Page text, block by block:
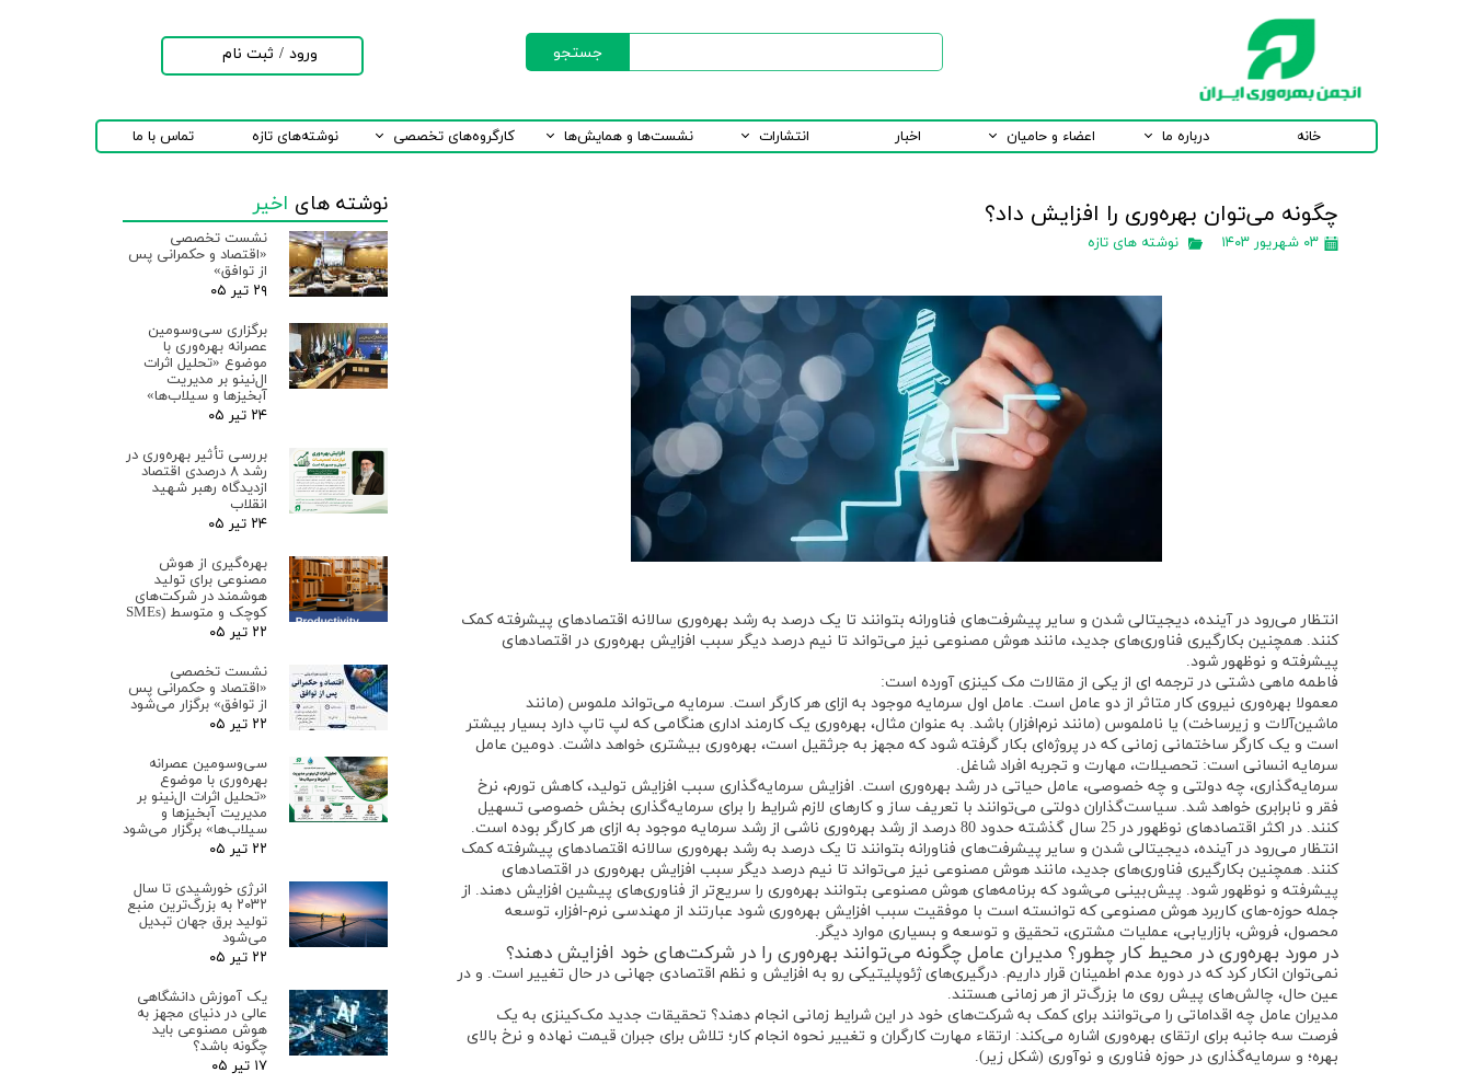
خانه درباره ما اعضاء و حامیان اخبار انتشارات نشست‌ها و همایش‌ها کارگروه‌های تخصصی نوشته‌های تازه تماس با ما
جستجو ورود / ثبت نام
تغییر گذر واژه
خروج از حساب
کاربری
چگونه می‌توان بهره‌وری را افزایش داد؟
۰۳ شهریور ۱۴۰۳ نوشته های تازه
انتظار می‌رود در آینده، دیجیتالی شدن و سایر پیشرفت‌های فناورانه بتوانند تا یک درصد به رشد بهره‌وری سالانه اقتصادهای پیشرفته کمک
کنند. همچنین بکارگیری فناوری‌های جدید، مانند هوش مصنوعی نیز می‌تواند تا نیم درصد دیگر سبب افزایش بهره‌وری در اقتصادهای
پیشرفته و نوظهور شود.
فاطمه ماهی دشتی در ترجمه ای از یکی از مقالات مک کینزی آورده است:
معمولا بهره‌وری نیروی کار متاثر از دو عامل است. عامل اول سرمایه موجود به ازای هر کارگر است. سرمایه می‌تواند ملموس (مانند
ماشین‌آلات و زیرساخت) یا ناملموس (مانند نرم‌افزار) باشد. به عنوان مثال، بهره‌وری یک کارمند اداری هنگامی که لپ تاپ دارد بسیار بیشتر
است و یک کارگر ساختمانی زمانی که در پروژه‌ای بکار گرفته شود که مجهز به جرثقیل است، بهره‌وری بیشتری خواهد داشت. دومین عامل
سرمایه انسانی است: تحصیلات، مهارت و تجربه افراد شاغل.
سرمایه‌گذاری، چه دولتی و چه خصوصی، عامل حیاتی در رشد بهره‌وری است. افزایش سرمایه‌گذاری سبب افزایش تولید، کاهش تورم، نرخ
فقر و نابرابری خواهد شد. سیاست‌گذاران دولتی می‌توانند با تعریف ساز و کارهای لازم شرایط را برای سرمایه‌گذاری بخش خصوصی تسهیل
کنند. در اکثر اقتصادهای نوظهور در 25 سال گذشته حدود 80 درصد از رشد بهره‌وری ناشی از رشد سرمایه موجود به ازای هر کارگر بوده است.
انتظار می‌رود در آینده، دیجیتالی شدن و سایر پیشرفت‌های فناورانه بتوانند تا یک درصد به رشد بهره‌وری سالانه اقتصادهای پیشرفته کمک
کنند. همچنین بکارگیری فناوری‌های جدید، مانند هوش مصنوعی نیز می‌تواند تا نیم درصد دیگر سبب افزایش بهره‌وری در اقتصادهای
پیشرفته و نوظهور شود. پیش‌بینی می‌شود که برنامه‌های هوش مصنوعی بتوانند بهره‌وری را سریع‌تر از فناوری‌های پیشین افزایش دهند. از
جمله حوزه-های کاربرد هوش مصنوعی که توانسته است با موفقیت سبب افزایش بهره‌وری شود عبارتند از مهندسی نرم-افزار، توسعه
محصول، فروش، بازاریابی، عملیات مشتری، تحقیق و توسعه و بسیاری موارد دیگر.
در مورد بهره‌وری در محیط کار چطور؟ مدیران عامل چگونه می‌توانند بهره‌وری را در شرکت‌های خود افزایش دهند؟
نمی‌توان انکار کرد که در دوره عدم اطمینان قرار داریم. درگیری‌های ژئوپلیتیکی رو به افزایش و نظم اقتصادی جهانی در حال تغییر است. و در
عین حال، چالش‌های پیش روی ما بزرگ‌تر از هر زمانی هستند.
مدیران عامل چه اقداماتی را می‌توانند برای کمک به شرکت‌های خود در این شرایط زمانی انجام دهند؟ تحقیقات جدید مک‌کینزی به یک
فرصت سه جانبه برای ارتقای بهره‌وری اشاره می‌کند: ارتقاء مهارت کارگران و تغییر نحوه انجام کار؛ تلاش برای جبران قیمت نهاده و نرخ بالای
بهره؛ و سرمایه‌گذاری در حوزه فناوری و نوآوری (شکل زیر).
نوشته های اخیر
نشست تخصصی
«اقتصاد و حکمرانی پس
از توافق»
۲۹ تیر ۰۵
برگزاری سی‌وسومین
عصرانه بهره‌وری با
موضوع «تحلیل اثرات
ال‌نینو بر مدیریت
آبخیزها و سیلاب‌ها»
۲۴ تیر ۰۵
بررسی تأثیر بهره‌وری در
رشد ۸ درصدی اقتصاد
ازدیدگاه رهبر شهید
انقلاب
۲۴ تیر ۰۵
بهره‌گیری از هوش
مصنوعی برای تولید
هوشمند در شرکت‌های
کوچک و متوسط (SMEs
۲۲ تیر ۰۵
نشست تخصصی
«اقتصاد و حکمرانی پس
از توافق» برگزار می‌شود
۲۲ تیر ۰۵
سی‌وسومین عصرانه
بهره‌وری با موضوع
«تحلیل اثرات ال‌نینو بر
مدیریت آبخیزها و
سیلاب‌ها» برگزار می‌شود
۲۲ تیر ۰۵
انرژی خورشیدی تا سال
۲۰۳۲ به بزرگ‌ترین منبع
تولید برق جهان تبدیل
می‌شود
۲۲ تیر ۰۵
یک آموزش دانشگاهی
عالی در دنیای مجهز به
هوش مصنوعی باید
چگونه باشد؟
۱۷ تیر ۰۵